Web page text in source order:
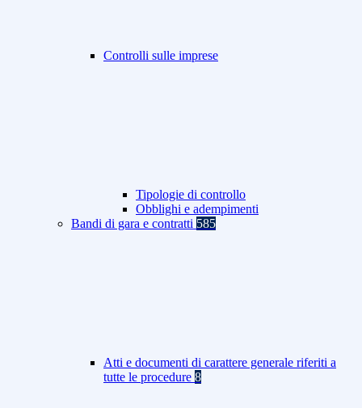
Controlli sulle imprese
Tipologie di controllo
Obblighi e adempimenti
Bandi di gara e contratti 585
Atti e documenti di carattere generale riferiti a
tutte le procedure 8